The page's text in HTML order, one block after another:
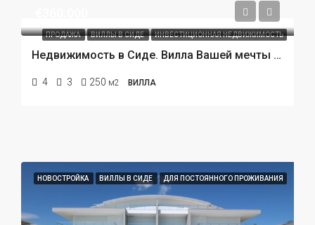
ПРОДАЖА ВИЛЛЫ В СИДЕ ИНВЕСТИЦИОННАЯ НЕДВИЖИМОСТЬ
Недвижимость в Сиде. Вилла Вашей мечты в Сиде
4 3 250 м2 ВИЛЛА
НОВОСТРОЙКА ВИЛЛЫ В СИДЕ ДЛЯ ПОСТОЯННОГО ПРОЖИВАНИЯ